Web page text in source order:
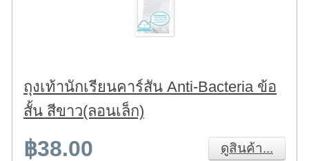
ถุงเท้านักเรียนคาร์สัน Anti-Bacteria ข้อ
สั้น สีขาว(ลอนเล็ก)
฿38.00 ดูสินค้า...